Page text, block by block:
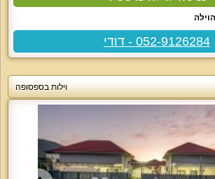
052-9126284 - דודי
וילות בספסופה